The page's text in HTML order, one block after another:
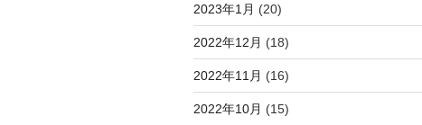
2023年1月 (20)
2022年12月 (18)
2022年11月 (16)
2022年10月 (15)